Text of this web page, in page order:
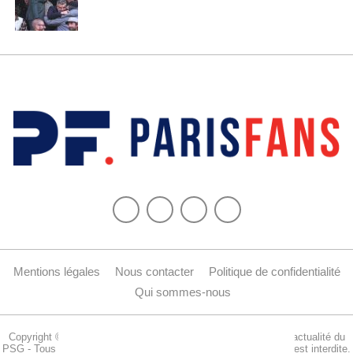
Mentions légales Nous contacter
Politique de confidentialité
Qui sommes-nous
Copyright © 2015-2024 Parisfans.fr, 1er site amateur dédié à l'actualité du
PSG - Tous les droits sont réservés. La reproduction de ce site est interdite.